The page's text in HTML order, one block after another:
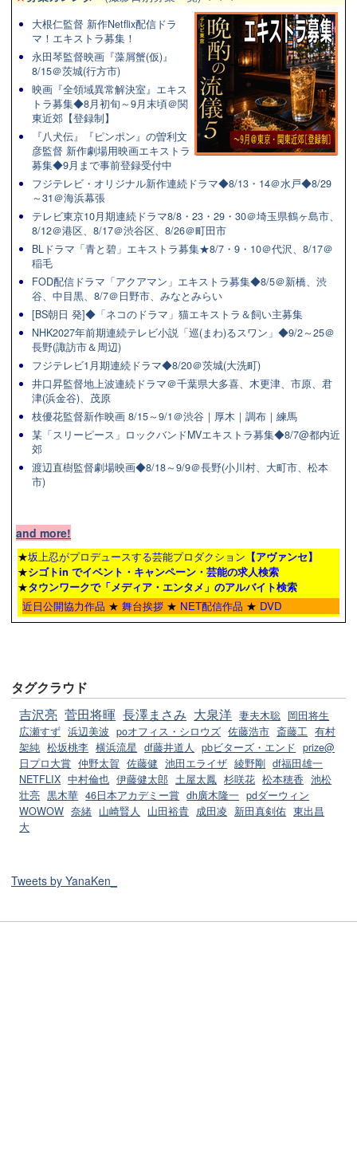
大根仁監督 新作Netflix配信ドラ
マ！エキストラ募集！
永田琴監督映画『藻屑蟹(仮)』
8/15＠茨城(行方市)
映画『全領域異常解決室』エキス
トラ募集◆8月初旬～9月末頃＠関
東近郊【登録制】
『八犬伝』『ピンポン』の曽利文
彦監督 新作劇場用映画エキストラ
募集◆9月まで事前登録受付中
フジテレビ・オリジナル新作連続ドラマ◆8/13・14＠水戸◆8/29
～31＠海浜幕張
テレビ東京10月期連続ドラマ8/8・23・29・30＠埼玉県鶴ヶ島市、
8/12＠港区、8/17＠渋谷区、8/26＠町田市
BLドラマ「青と碧」エキストラ募集★8/7・9・10＠代沢、8/17＠
稲毛
FOD配信ドラマ「アクアマン」エキストラ募集◆8/5＠新橋、渋
谷、中目黒、8/7＠日野市、みなとみらい
[BS朝日 発]◆「ネコのドラマ」猫エキストラ＆飼い主募集
NHK2027年前期連続テレビ小説「巡(まわ)るスワン」◆9/2～25＠
長野(諏訪市＆周辺)
フジテレビ1月期連続ドラマ◆8/20＠茨城(大洗町)
井口昇監督地上波連続ドラマ＠千葉県大多喜、木更津、市原、君
津(浜金谷)、茂原
枝優花監督新作映画 8/15～9/1＠渋谷｜厚木｜調布｜練馬
某「スリーピース」ロックバンドMVエキストラ募集◆8/7@都内近
郊
渡辺直樹監督劇場映画◆8/18～9/9＠長野(小川村、大町市、松本
市)
and more!
★坂上忍がプロデュースする芸能プロダクション 【アヴァンセ】
★シゴトin でイベント・キャンペーン・芸能の求人検索
★タウンワークで「メディア・エンタメ」のアルバイト検索
近日公開協力作品 ★ 舞台挨拶 ★ NET配信作品 ★ DVD
タグクラウド
吉沢亮 菅田将暉 長澤まさみ 大泉洋 妻夫木聡 岡田将生
広瀬すず 浜辺美波 poオフィス・シロウズ 佐藤浩市 斎藤工 有村
架純 松坂桃李 横浜流星 df藤井道人 pbビターズ・エンド prize@
日プロ大賞 仲野太賀 佐藤健 池田エライザ 綾野剛 df福田雄一
NETFLIX 中村倫也 伊藤健太郎 土屋太鳳 杉咲花 松本穂香 池松
壮亮 黒木華 46日本アカデミー賞 dh廣木隆一 pdダーウィン
WOWOW 奈緒 山崎賢人 山田裕貴 成田凌 新田真剣佑 東出昌
大
Tweets by YanaKen_